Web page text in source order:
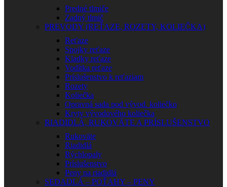
Predné tlmiče
Zadný tlmič
PREVODY (REŤAZE, ROZETY, KOLIEČKA)
Reťaze
Spojky reťaze
Kladky reťaze
Vodítka reťaze
Príslušenstvo k reťaziam
Rozety
Koliečka
Opravná sada pod vývod. koliečko
Kryty vývodového koliečka
RIADIDLÁ, RUKOVÄTE A PRÍSLUŠENSTVO
Rukoväte
Riadidlá
Rýchlopaly
Príslušenstvo
Peny na riadidlá
SEDADLÁ – POŤAHY – PENY